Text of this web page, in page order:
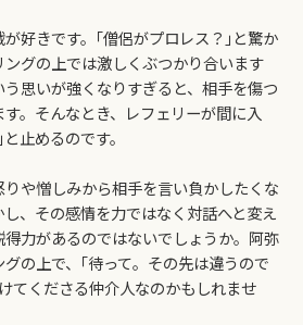
好きです。｢僧侶がプロレス？｣と驚か
グの上では激しくぶつかり合います
思いが強くなりすぎると、相手を傷つ
。そんなとき、レフェリーが間に入
止めるのです。
や憎しみから相手を言い負かしたくな
、その感情を力ではなく対話へと変え
力があるのではないでしょうか。阿弥
の上で、｢待って。その先は違うので
てくださる仲介人なのかもしれませ